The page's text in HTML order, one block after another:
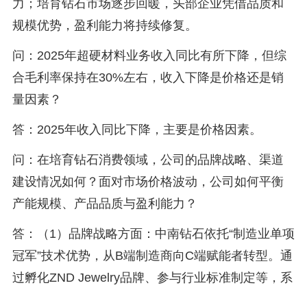
力；培育钻石市场逐步回暖，头部企业凭借品质和
规模优势，盈利能力将持续修复。
问：2025年超硬材料业务收入同比有所下降，但综
合毛利率保持在30%左右，收入下降是价格还是销
量因素？
答：2025年收入同比下降，主要是价格因素。
问：在培育钻石消费领域，公司的品牌战略、渠道
建设情况如何？面对市场价格波动，公司如何平衡
产能规模、产品品质与盈利能力？
答：（1）品牌战略方面：中南钻石依托“制造业单项
冠军”技术优势，从B端制造商向C端赋能者转型。通
过孵化ZND Jewelry品牌、参与行业标准制定等，系